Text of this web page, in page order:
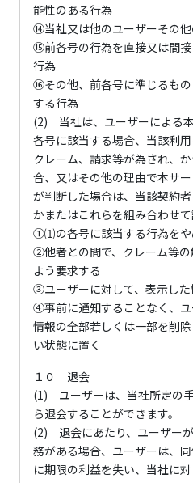
能性のある行為
⑭当社又は他のユーザーその
⑮前各号の行為を直接又は間
行為
⑯その他、前各号に準じるも
する行為
(2) 当社は、ユーザーによる
各号に該当する場合、当該利
クレーム、請求等が為され、
合、又はその他の理由で本サ
が判断した場合は、当該契約
かまたはこれらを組み合わせて
①⑴の各号に該当する行為をや
②他者との間で、クレーム等
よう要求する
③ユーザーに対して、表示し
④事前に通知することなく、
情報の全部若しくは一部を削
い状態に置く
１０ 退会
(1) ユーザーは、当社所定の
ら退会することができます。
(2) 退会にあたり、ユーザー
務がある場合、ユーザーは、
に期限の利益を失い、当社に